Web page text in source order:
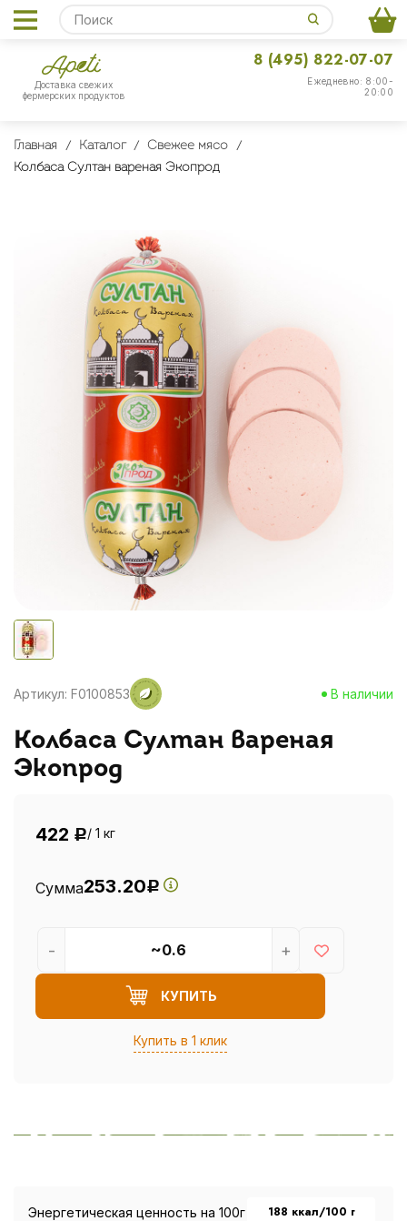
Доставка свежих
фермерских продуктов
Ежедневно: 8:00-
20:00
8 (495) 822-07-07
Главная Каталог
Свежее мясо
Колбаса Султан вареная Экопрод
Артикул: F0100853 В наличии
Колбаса Султан вареная
Экопрод
422 Р/ 1 кг
Сумма253.20Р
КУПИТЬ
Купить в 1 клик
- +
Энергетическая ценность на 100г 188 ккал/100 г